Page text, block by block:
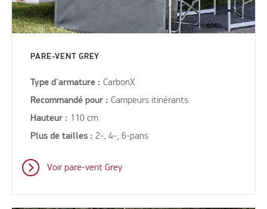
PARE-VENT GREY
Type d'armature : CarbonX
Recommandé pour :Campeurs itinérants
Hauteur : 110 cm
Plus de tailles :2-, 4-, 6-pans
Voir pare-vent Grey